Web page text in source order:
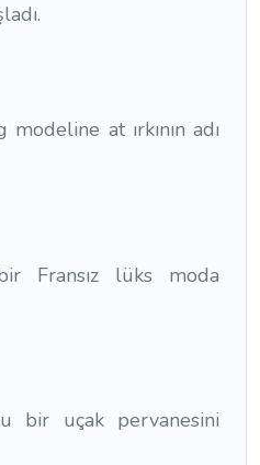
at ırkının adı
Fransız lüks moda
bir uçak pervanesini